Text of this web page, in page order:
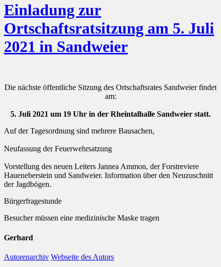
Einladung zur
Ortschaftsratsitzung am 5. Juli
2021 in Sandweier
Die nächste öffentliche Sitzung des Ortschaftsrates Sandweier findet
am:
5. Juli 2021 um 19 Uhr in der Rheintalhalle Sandweier statt.
Auf der Tagesordnung sind mehrere Bausachen,
Neufassung der Feuerwehrsatzung
Vorstellung des neuen Leiters Jannea Ammon, der Forstreviere
Haueneberstein und Sandweier. Information über den Neuzuschnitt
der Jagdbögen.
Bürgerfragestunde
Besucher müssen eine medizinische Maske tragen
Gerhard
Autorenarchiv Webseite des Autors